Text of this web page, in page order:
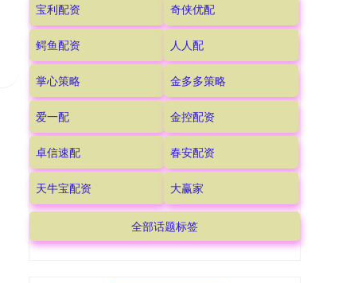
宝利配资 奇侠优配
鳄鱼配资 人人配
掌心策略 金多多策略
爱一配 金控配资
卓信速配 春安配资
天牛宝配资 大赢家
全部话题标签